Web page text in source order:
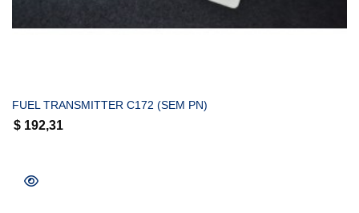
FUEL TRANSMITTER C172 (SEM PN)
$ 192,31